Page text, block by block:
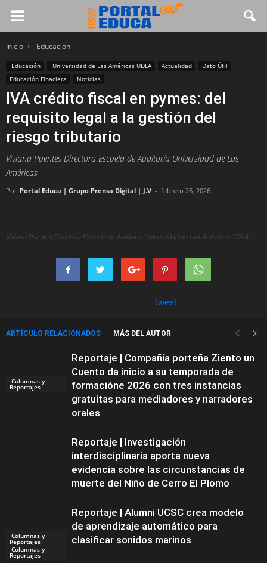
Inicio Educación
Educación Universidad de Las Américas UDLA Actualidad
Dato Útil
Educación Finaciera
Noticias
IVA crédito fiscal en pymes: del
requisito legal a la gestión del
riesgo tributario
Viviana Puentes Directora Escuela de Auditoría Universidad de Las
Américas
Por Portal Educa | Grupo Prensa Digital | J.V - febrero 26, 2026
Viviana Puentes Directora Escuela de Auditoría Universidad de Las Américas UDLA
tweet
ARTÍCULO RELACIONADOS MÁS DEL AUTOR
Columnas y
Reportajes
Reportaje | Compañía porteña Ziento un
Cuento da inicio a su temporada de
formacióne 2026 con tres instancias
gratuitas para mediadores y narradores
orales
Columnas y
Reportajes
Reportaje | Investigación
interdisciplinaria aporta nueva
evidencia sobre las circunstancias de
muerte del Niño de Cerro El Plomo
Columnas y
Reportajes
Reportaje | Alumni UCSC crea modelo
de aprendizaje automático para
clasificar sonidos marinos